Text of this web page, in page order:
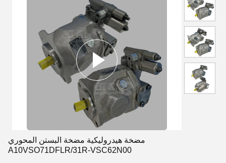
مضخة هيدروليكية مضخة البستن المحوري
A10VSO71DFLR/31R-VSC62N00